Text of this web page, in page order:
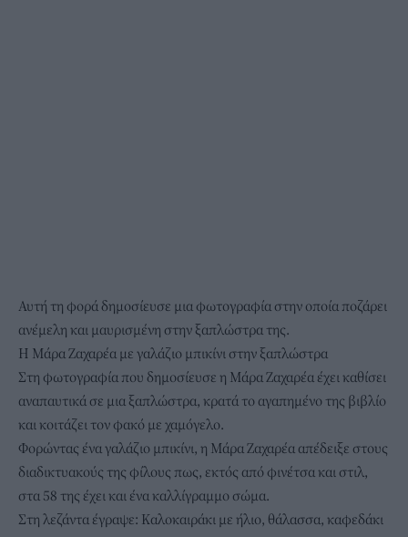
Αυτή τη φορά δημοσίευσε μια φωτογραφία στην οποία ποζάρει
ανέμελη και μαυρισμένη στην ξαπλώστρα της.
Η Μάρα Ζαχαρέα με γαλάζιο μπικίνι στην ξαπλώστρα
Στη φωτογραφία που δημοσίευσε η Μάρα Ζαχαρέα έχει καθίσει
αναπαυτικά σε μια ξαπλώστρα, κρατά το αγαπημένο της βιβλίο
και κοιτάζει τον φακό με χαμόγελο.
Φορώντας ένα γαλάζιο μπικίνι, η Μάρα Ζαχαρέα απέδειξε στους
διαδικτυακούς της φίλους πως, εκτός από φινέτσα και στιλ,
στα 58 της έχει και ένα καλλίγραμμο σώμα.
Στη λεζάντα έγραψε: Καλοκαιράκι με ήλιο, θάλασσα, καφεδάκι